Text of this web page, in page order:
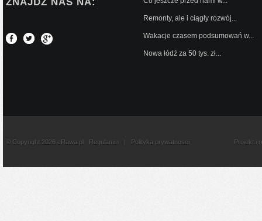
Remonty, ale i ciągły rozwój...
Wakacje czasem podsumowań w...
Nowa łódź za 50 tys. zł...
© Copyright 2026 eRawa.pl Regulamin | Polityka prywatnosci Projekt i